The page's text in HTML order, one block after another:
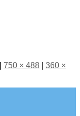
750 × 488
360 ×